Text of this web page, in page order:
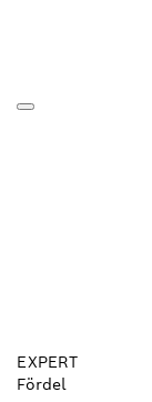
EXPERT
Fördel